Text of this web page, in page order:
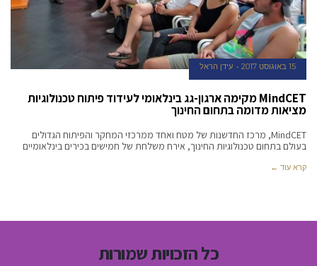
15 באוגוסט 2017 עידן הראל
MindCET מקימה ארגון-גג בינלאומי לעידוד פיתוח טכנולוגיות
מציאות מדומה בתחום החינוך
MindCET, מרכז החדשנות של מטח ואחד ממרכזי המחקר והפיתוח הגדולים
בעולם בתחום טכנולוגיות החינוך, אירח משלחת של חמישים בכירים בינלאומיים
קרא עוד ←
כל הזכויות שמורות